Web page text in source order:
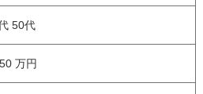
50代
万円